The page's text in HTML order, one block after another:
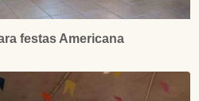
festas Americana